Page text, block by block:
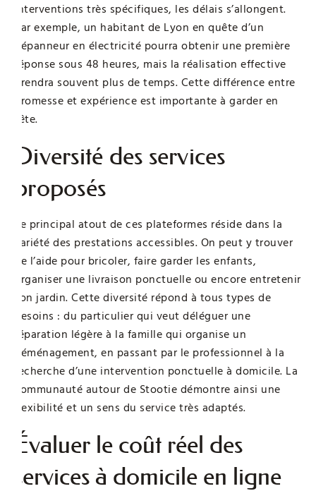
interventions très spécifiques, les délais s’allongent.
Par exemple, un habitant de Lyon en quête d’un
dépanneur en électricité pourra obtenir une première
réponse sous 48 heures, mais la réalisation effective
prendra souvent plus de temps. Cette différence entre
promesse et expérience est importante à garder en
tête.
Diversité des services
proposés
Le principal atout de ces plateformes réside dans la
variété des prestations accessibles. On peut y trouver
de l’aide pour bricoler, faire garder les enfants,
organiser une livraison ponctuelle ou encore entretenir
son jardin. Cette diversité répond à tous types de
besoins : du particulier qui veut déléguer une
réparation légère à la famille qui organise un
déménagement, en passant par le professionnel à la
recherche d’une intervention ponctuelle à domicile. La
communauté autour de Stootie démontre ainsi une
flexibilité et un sens du service très adaptés.
Évaluer le coût réel des
services à domicile en ligne